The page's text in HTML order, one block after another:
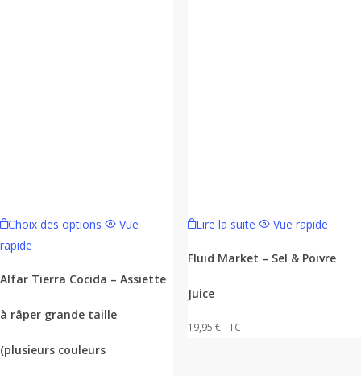
Choix des options
produit
plusieurs
Les
peuvent
Vue
rapide
Alfar Tierra Cocida – Assiette
à râper grande taille
(plusieurs couleurs
Lire la suite Vue rapide
Fluid Market – Sel & Poivre
Juice
19,95 €TTC